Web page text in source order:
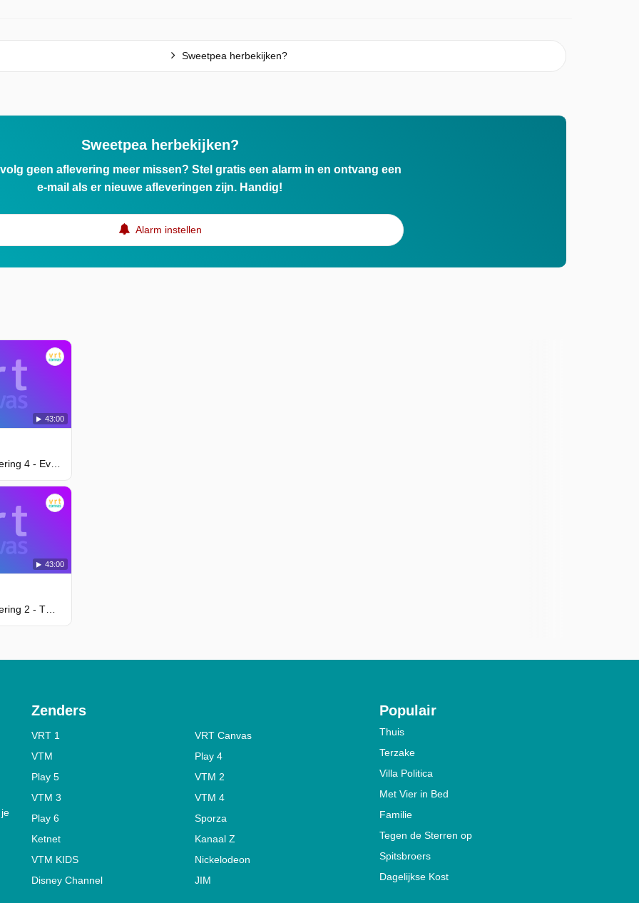
Sweetpea herbekijken?
Sweetpea herbekijken?
geen aflevering meer missen? Stel gratis een alarm in en ontvang een
e-mail als er nieuwe afleveringen zijn. Handig!
Alarm instellen
43:00
43:00
Zenders
VRT 1
VRT Canvas
VTM
Play 4
Play 5
VTM 2
VTM 3
VTM 4
Play 6
Sporza
Ketnet
Kanaal Z
VTM KIDS
Nickelodeon
Disney Channel
JIM
Populair
Thuis
Terzake
Villa Politica
Met Vier in Bed
Familie
Tegen de Sterren op
Spitsbroers
Dagelijkse Kost